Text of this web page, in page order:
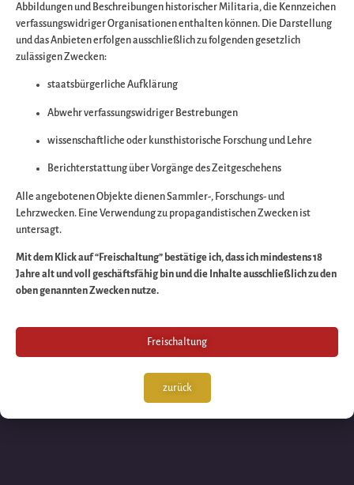
Entschuldigen Sie
bitte die
Wir arbeiten an
großartigen Sache
schauen Sie bald
wieder vorbei!
Abbildungen und Beschreibungen historischer Militaria, die Kennzeichen
verfassungswidriger Organisationen enthalten können. Die Darstellung
und das Anbieten erfolgen ausschließlich zu folgenden gesetzlich
zulässigen Zwecken:
staatsbürgerliche Aufklärung
Abwehr verfassungswidriger Bestrebungen
wissenschaftliche oder kunsthistorische Forschung und Lehre
Berichterstattung über Vorgänge des Zeitgeschehens
Alle angebotenen Objekte dienen Sammler-, Forschungs- und
Lehrzwecken. Eine Verwendung zu propagandistischen Zwecken ist
untersagt.
Mit dem Klick auf “Freischaltung” bestätige ich, dass ich mindestens 18
Jahre alt und voll geschäftsfähig bin und die Inhalte ausschließlich zu den
oben genannten Zwecken nutze.
Freischaltung
zurück